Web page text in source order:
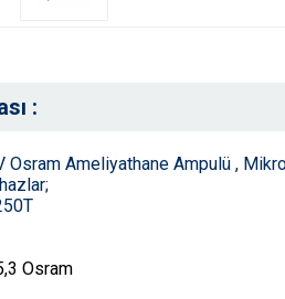
:
Osram Ameliyathane Ampulü ,
Osram